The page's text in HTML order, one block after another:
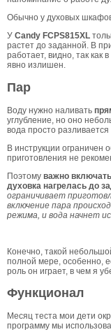
Обычно у духовых
У Candy FCPS815XL
растет до заданной. В
работает, видно, так как
явно излишен.
Пар
Воду нужно наливать
углубление, но оно
вода просто разливается
В инструкции ограничен
приготовления не
Поэтому важно
духовка нагрелась до
ограничивает
включение пара
режима, и вода начнет
Конечно, такой
полной мере, особенно,
роль он играет, в чем я
Функционал
Месяц теста мои дети
программу мы